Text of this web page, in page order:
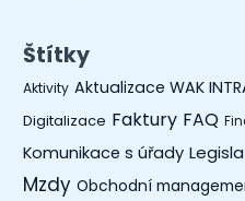
Štítky
Aktivity Aktualizace WAK
Digitalizace Faktury FAQ
Komunikace s úřady
Mzdy Obchodní